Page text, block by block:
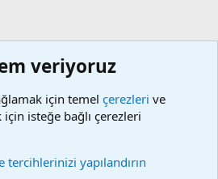
veriyoruz
için temel çerezleri ve
isteğe bağlı çerezleri
yapılandırın